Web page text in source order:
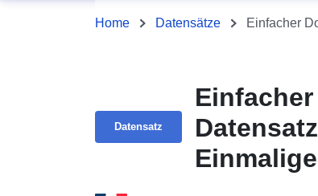
Home Datensätze
Datensatz